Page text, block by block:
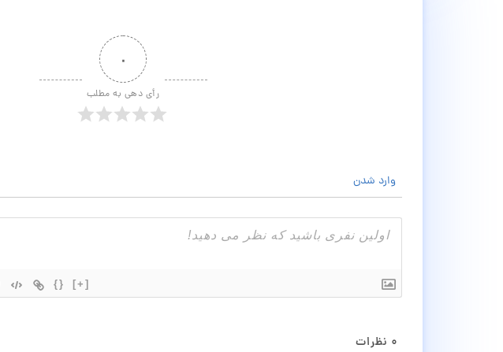
۰
رأی دهی به مطلب
وارد شدن
{} [+]
۰ نظرات